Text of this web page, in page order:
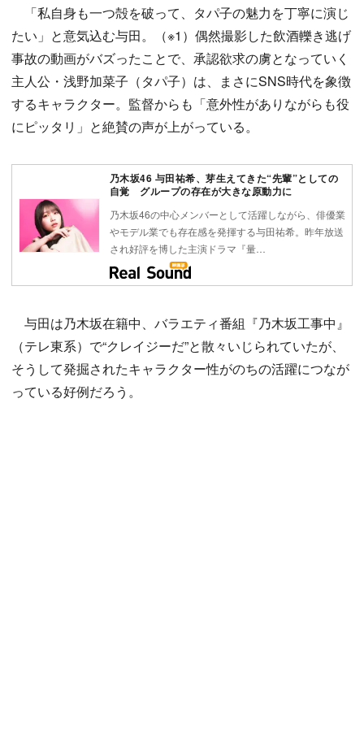
「私自身も一つ殻を破って、タパ子の魅力を丁寧に演じ
たい」と意気込む与田。（※1）偶然撮影した飲酒轢き逃げ
事故の動画がバズったことで、承認欲求の虜となっていく
主人公・浅野加菜子（タパ子）は、まさにSNS時代を象徴
するキャラクター。監督からも「意外性がありながらも役
にピッタリ」と絶賛の声が上がっている。
乃木坂46 与田祐希、芽生えてきた“先輩”としての
自覚 グループの存在が大きな原動力に
乃木坂46の中心メンバーとして活躍しながら、俳優業
やモデル業でも存在感を発揮する与田祐希。昨年放送
され好評を博した主演ドラマ『量…
与田は乃木坂在籍中、バラエティ番組『乃木坂工事中』
（テレ東系）で“クレイジーだ”と散々いじられていたが、
そうして発掘されたキャラクター性がのちの活躍につなが
っている好例だろう。